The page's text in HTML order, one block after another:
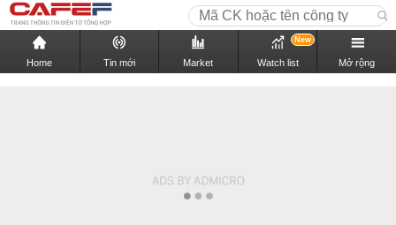
Home Tin mới Market Watch list
New
Mở rộng